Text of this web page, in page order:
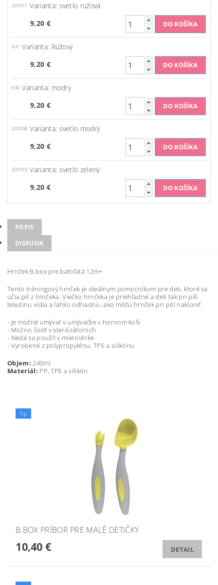
201011
Varianta: svetlo ružová
9,20 €
631
Varianta: Rúžový
9,20 €
630 Varianta: modry
9,20 €
201008 Varianta: svetlo modrý
9,20 €
201010 Varianta: svetlo zelený
9,20 €
POPIS
DISKUSIA
Hrnček B.box pre batoľatá 12m+
Tento tréningový hrnček je ideálnym pomocníkom pre deti, ktoré sa
učia piť z hrnčeka. Viečko hrnčeka je priehľadné a deti tak pri pití
tekutinu vidia a ľahko odhadnú, ako môžu hrnček pri pití nakloniť.
- Je možné umývať v umývačke v hornom koši
- Možno čistiť v sterilizátoroch
- Nedá sa použiť v mikrovlnke
- Vyrobené z polypropylénu, TPE a silikónu
Objem: 240ml
Materiál: PP, TPE a silikón
Tip
B.BOX PRÍBOR PRE MALÉ DETIČKY
10,40 € DETAIL